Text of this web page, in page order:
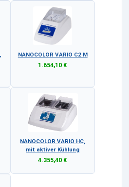
NANOCOLOR VARIO C2 M
1.654,10 €
NANOCOLOR VARIO HC,
mit aktiver Kühlung
4.355,40 €